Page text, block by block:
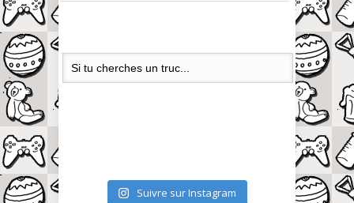
Suivre sur Instagram